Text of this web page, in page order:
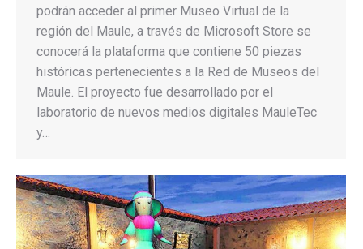
podrán acceder al primer Museo Virtual de la
región del Maule, a través de Microsoft Store se
conocerá la plataforma que contiene 50 piezas
históricas pertenecientes a la Red de Museos del
Maule. El proyecto fue desarrollado por el
laboratorio de nuevos medios digitales MauleTec
y…